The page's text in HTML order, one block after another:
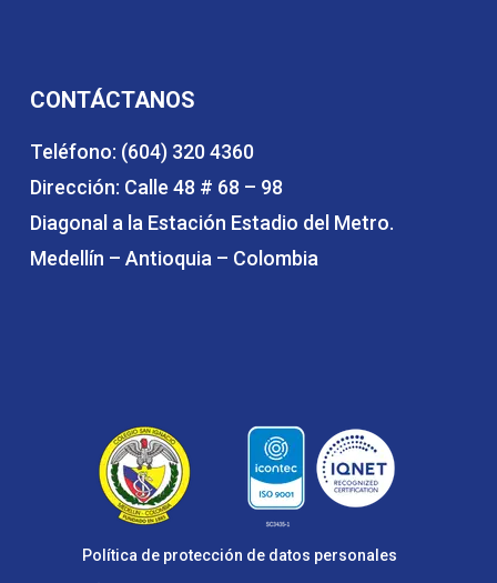
CONTÁCTANOS
Teléfono: (604) 320 4360
Dirección: Calle 48 # 68 – 98
Diagonal a la Estación Estadio del Metro.
Medellín – Antioquia – Colombia
Política de protección de datos personales